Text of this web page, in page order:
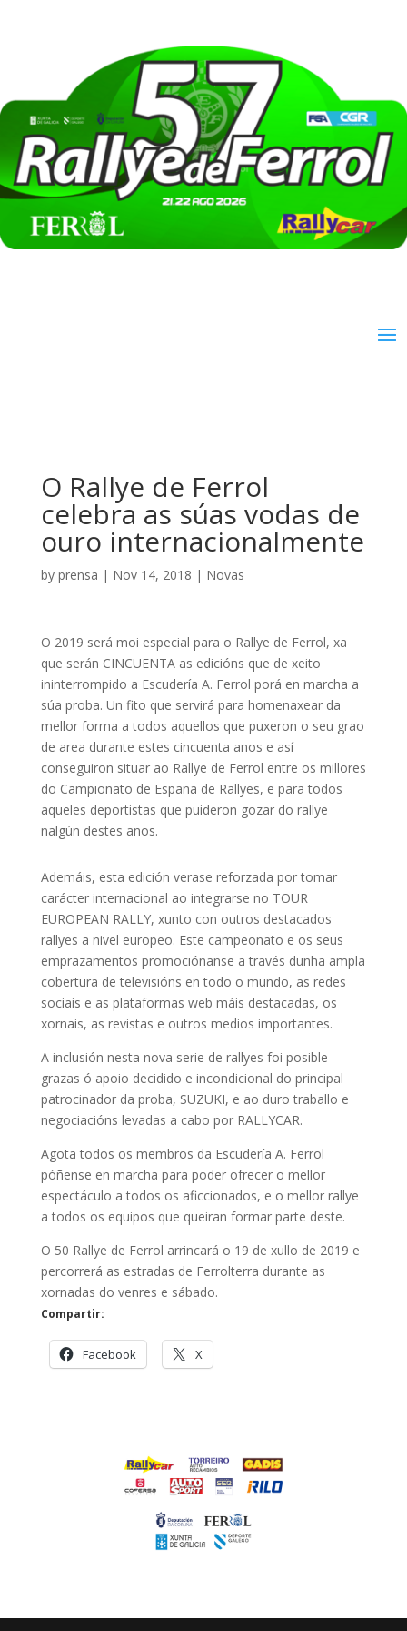
O Rallye de Ferrol
celebra as súas vodas de
ouro internacionalmente
by prensa | Nov 14, 2018 | Novas
O 2019 será moi especial para o Rallye de Ferrol, xa
que serán CINCUENTA as edicións que de xeito
ininterrompido a Escudería A. Ferrol porá en marcha a
súa proba. Un fito que servirá para homenaxear da
mellor forma a todos aquellos que puxeron o seu grao
de area durante estes cincuenta anos e así
conseguiron situar ao Rallye de Ferrol entre os millores
do Campionato de España de Rallyes, e para todos
aqueles deportistas que puideron gozar do rallye
nalgún destes anos.
Ademáis, esta edición verase reforzada por tomar
carácter internacional ao integrarse no TOUR
EUROPEAN RALLY, xunto con outros destacados
rallyes a nivel europeo. Este campeonato e os seus
emprazamentos promociónanse a través dunha ampla
cobertura de televisións en todo o mundo, as redes
sociais e as plataformas web máis destacadas, os
xornais, as revistas e outros medios importantes.
A inclusión nesta nova serie de rallyes foi posible
grazas ó apoio decidido e incondicional do principal
patrocinador da proba, SUZUKI, e ao duro traballo e
negociacións levadas a cabo por RALLYCAR.
Agota todos os membros da Escudería A. Ferrol
póñense en marcha para poder ofrecer o mellor
espectáculo a todos os aficcionados, e o mellor rallye
a todos os equipos que queiran formar parte deste.
O 50 Rallye de Ferrol arrincará o 19 de xullo de 2019 e
percorrerá as estradas de Ferrolterra durante as
xornadas do venres e sábado.
Compartir:
Facebook X